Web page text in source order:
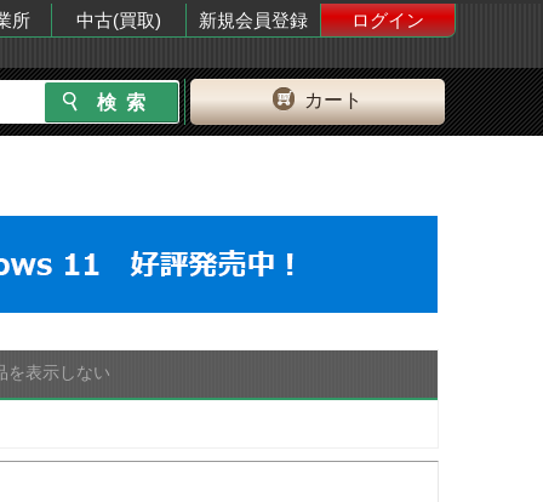
所 中古(買取) 新規会員登録
ログイン
カート
を表示しない